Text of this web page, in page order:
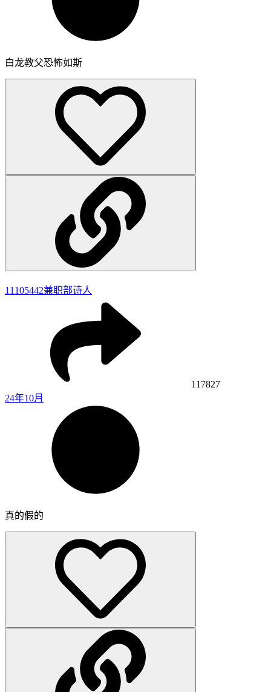
白龙教父恐怖如斯
11105442兼职部诗人
117827
24年10月
真的假的